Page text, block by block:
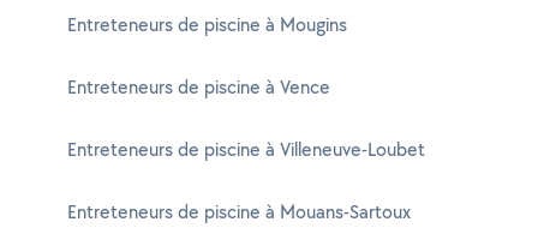
Entreteneurs de piscine à Mougins
Entreteneurs de piscine à Vence
Entreteneurs de piscine à Villeneuve-Loubet
Entreteneurs de piscine à Mouans-Sartoux